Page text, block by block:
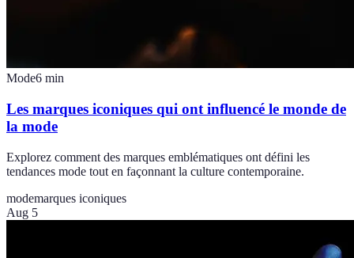
Mode6 min
Les marques iconiques qui ont influencé le monde de
la mode
Explorez comment des marques emblématiques ont défini les
tendances mode tout en façonnant la culture contemporaine.
modemarques iconiques
Aug 5